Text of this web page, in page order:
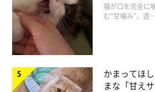
ねこのきもち投稿写真ギャラリー
猫の爪とぎの様子を観察し、どんな
をチェックしてみましょう！
猫が口を完全に
む“甘噛み”。遊
かまってほ
まな「甘え